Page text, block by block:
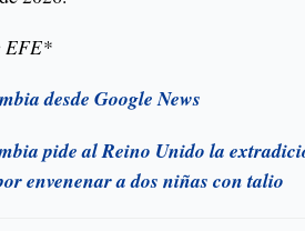
EFE*
desde Google News
pide al Reino Unido la
envenenar a dos niñas con talio